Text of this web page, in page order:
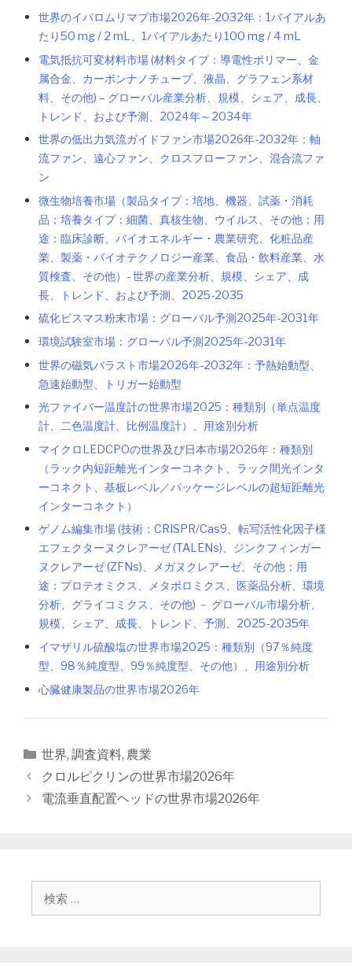
世界のイパロムリマブ市場2026年-2032年：1バイアルあ
たり50 mg / 2 mL、1バイアルあたり100 mg / 4 mL
電気抵抗可変材料市場 (材料タイプ：導電性ポリマー、金
属合金、カーボンナノチューブ、液晶、グラフェン系材
料、その他) – グローバル産業分析、規模、シェア、成長、
トレンド、および予測、2024年～2034年
世界の低出力気流ガイドファン市場2026年-2032年：軸
流ファン、遠心ファン、クロスフローファン、混合流ファ
ン
微生物培養市場（製品タイプ：培地、機器、試薬・消耗
品；培養タイプ：細菌、真核生物、ウイルス、その他；用
途：臨床診断、バイオエネルギー・農業研究、化粧品産
業、製薬・バイオテクノロジー産業、食品・飲料産業、水
質検査、その他）- 世界の産業分析、規模、シェア、成
長、トレンド、および予測、2025-2035
硫化ビスマス粉末市場：グローバル予測2025年-2031年
環境試験室市場：グローバル予測2025年-2031年
世界の磁気バラスト市場2026年-2032年：予熱始動型、
急速始動型、トリガー始動型
光ファイバー温度計の世界市場2025：種類別（単点温度
計、二色温度計、比例温度計）、用途別分析
マイクロLEDCPOの世界及び日本市場2026年：種類別
（ラック内短距離光インターコネクト、ラック間光インタ
ーコネクト、基板レベル／パッケージレベルの超短距離光
インターコネクト）
ゲノム編集市場 (技術：CRISPR/Cas9、転写活性化因子様
エフェクターヌクレアーゼ (TALENs)、ジンクフィンガー
ヌクレアーゼ (ZFNs)、メガヌクレアーゼ、その他；用
途：プロテオミクス、メタボロミクス、医薬品分析、環境
分析、グライコミクス、その他) － グローバル市場分析、
規模、シェア、成長、トレンド、予測、2025-2035年
イマザリル硫酸塩の世界市場2025：種類別（97％純度
型、98％純度型、99％純度型、その他）、用途別分析
心臓健康製品の世界市場2026年
カ
テ
ゴ
リ
世界, 調査資料, 農業
投
稿
クロルピクリンの世界市場2026年
電流垂直配置ヘッドの世界市場2026年